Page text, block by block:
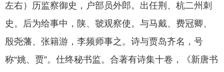
左右）历监察御史，户部员外郎。出任荆、杭二州刺
史。后为给事中，陕、虢观察使。与马戴、费冠卿、
殷尧藩、张籍游，李频师事之。诗与贾岛齐名，号
称“姚、贾”。仕终秘书监。合著有诗集十卷，《新唐书